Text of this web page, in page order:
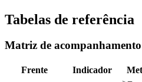
Tabelas de referência
Matriz de
Frente Indicador